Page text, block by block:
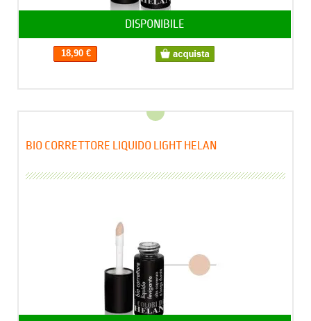
DISPONIBILE
18,90 €
BIO CORRETTORE LIQUIDO LIGHT HELAN